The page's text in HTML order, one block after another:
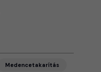
Medencetakarítás